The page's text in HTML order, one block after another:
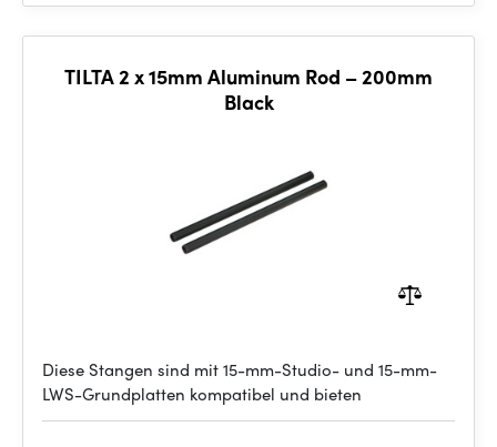
TILTA 2 x 15mm Aluminum Rod – 200mm
Black
Diese Stangen sind mit 15-mm-Studio- und 15-mm-
LWS-Grundplatten kompatibel und bieten